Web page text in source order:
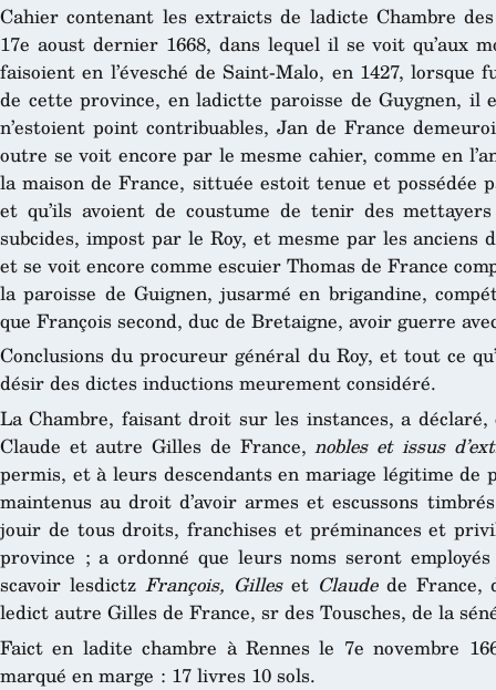
Cahier contenant les extraicts de ladicte Chambre
17e aoust dernier 1668, dans lequel il se voit qu’aux
faisoient en l’évesché de Saint-Malo, en 1427,
de cette province, en ladictte paroisse de Guygnen, il
n’estoient point contribuables, Jan de France
outre se voit encore par le mesme cahier, comme en
la maison de France, sittuée estoit tenue et
et qu’ils avoient de coustume de tenir des
subcides, impost par le Roy, et mesme par les anciens
et se voit encore comme escuier Thomas de France
la paroisse de Guignen, jusarmé en brigandine,
que François second, duc de Bretaigne, avoir guerre
Conclusions du procureur général du Roy, et tout ce
désir des dictes inductions meurement considéré.
La Chambre, faisant droit sur les instances, a
Claude et autre Gilles de France,nobles et issus
permis, et à leurs descendants en mariage légitime de
maintenus au droit d’avoir armes et escussons
jouir de tous droits, franchises et préminances et
province ; a ordonné que leurs noms seront
scavoir lesdictz François, Gilleset Claudede France,
ledict autre Gilles de France, sr des Tousches, de la
Faict en ladite chambre à Rennes le 7e novembre
marqué en marge : 17 livres 10 sols.